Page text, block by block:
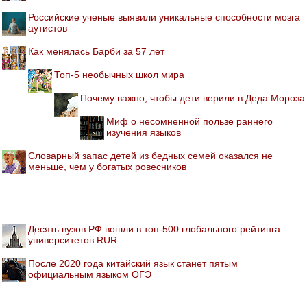
Российские ученые выявили уникальные способности мозга
аутистов
Как менялась Барби за 57 лет
Топ-5 необычных школ мира
Почему важно, чтобы дети верили в Деда Мороза
Миф о несомненной пользе раннего
изучения языков
Словарный запас детей из бедных семей оказался не
меньше, чем у богатых ровесников
Десять вузов РФ вошли в топ-500 глобального рейтинга
университетов RUR
После 2020 года китайский язык станет пятым
официальным языком ОГЭ